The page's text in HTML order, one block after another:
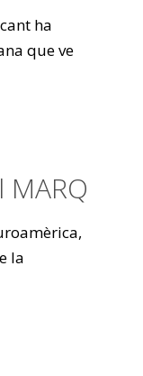
ha
que ve
MARQ
la